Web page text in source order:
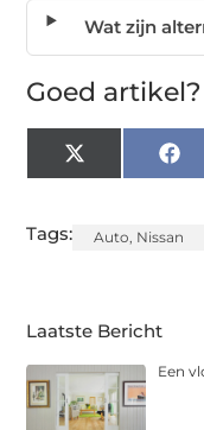
Wat zijn
Goed
X
(Twitter)
Tags: Auto, Nissan
Laatste Bericht
Een